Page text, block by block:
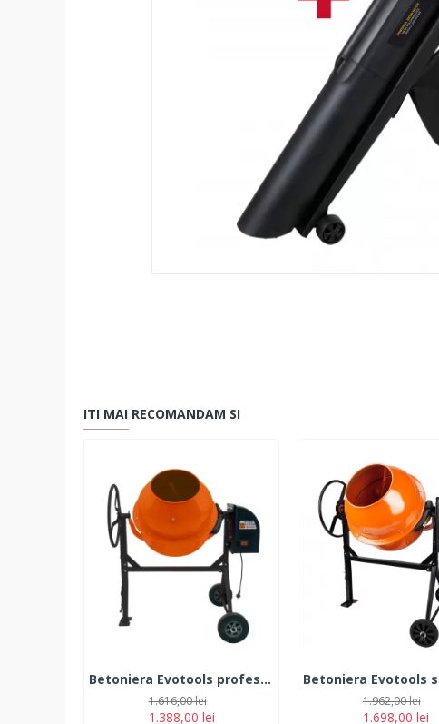
ITI MAI RECOMANDAM SI
Betoniera Evotools profesionala , 800 W, 160 L, 32 RPM, 240 V, 37 cm diametru gura incarcare cuva, bi-material fonta si otel
1.388,00 lei
1.616,00 lei
1.698,00 lei
1.962,00 lei